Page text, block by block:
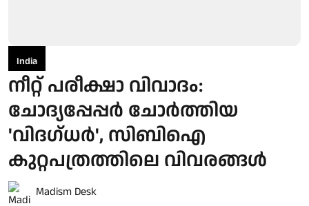
India
നീറ്റ് പരീക്ഷാ വിവാദം:
ചോദ്യപ്പേപ്പർ ചോർത്തിയ
'വിദഗ്ധർ', സിബിഐ
കുറ്റപത്രത്തിലെ വിവരങ്ങൾ
Madism Desk